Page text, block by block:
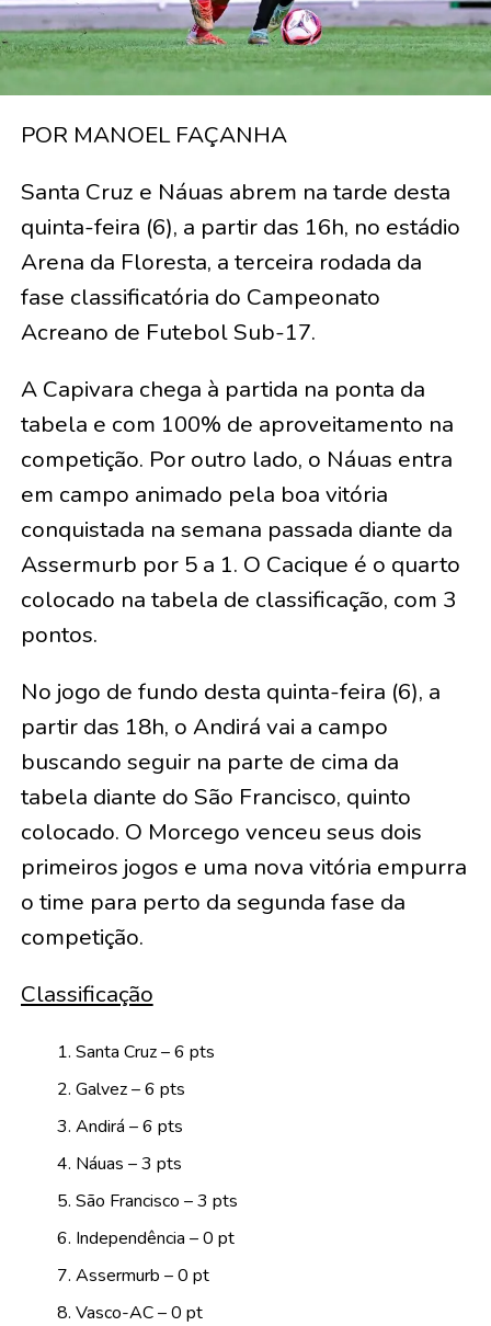
POR MANOEL FAÇANHA
Santa Cruz e Náuas abrem na tarde desta
quinta-feira (6), a partir das 16h, no estádio
Arena da Floresta, a terceira rodada da
fase classificatória do Campeonato
Acreano de Futebol Sub-17.
A Capivara chega à partida na ponta da
tabela e com 100% de aproveitamento na
competição. Por outro lado, o Náuas entra
em campo animado pela boa vitória
conquistada na semana passada diante da
Assermurb por 5 a 1. O Cacique é o quarto
colocado na tabela de classificação, com 3
pontos.
No jogo de fundo desta quinta-feira (6), a
partir das 18h, o Andirá vai a campo
buscando seguir na parte de cima da
tabela diante do São Francisco, quinto
colocado. O Morcego venceu seus dois
primeiros jogos e uma nova vitória empurra
o time para perto da segunda fase da
competição.
Classificação
Santa Cruz – 6 pts
Galvez – 6 pts
Andirá – 6 pts
Náuas – 3 pts
São Francisco – 3 pts
Independência – 0 pt
Assermurb – 0 pt
Vasco-AC – 0 pt